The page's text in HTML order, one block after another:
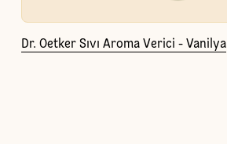
Dr. Oetker Sıvı Aroma Verici - Vanilya